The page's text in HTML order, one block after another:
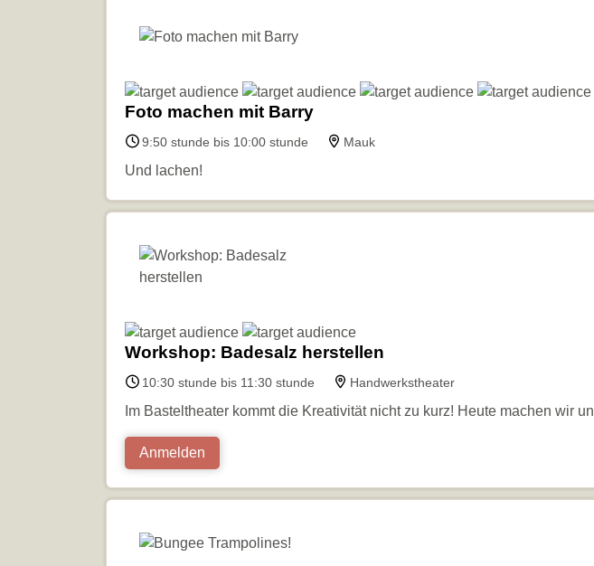
Foto machen mit Barry
9:50 stunde bis 10:00 stunde Mauk
Und lachen!
Workshop: Badesalz herstellen
10:30 stunde bis 11:30 stunde Handwerkstheater
Im Basteltheater kommt die Kreativität nicht zu kurz! Heute machen wir
Anmelden